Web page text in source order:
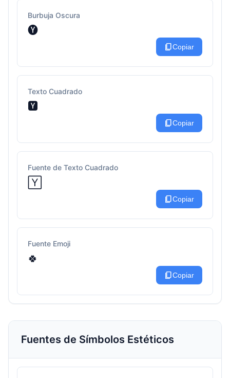
Burbuja Oscura
🅨
content_copyCopiar
Texto Cuadrado
🆈
content_copyCopiar
Fuente de Texto Cuadrado
🅈
content_copyCopiar
Fuente Emoji
🍀
content_copyCopiar
Fuentes de Símbolos Estéticos